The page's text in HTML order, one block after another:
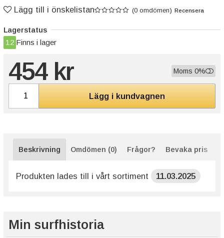
Lägg till i önskelistan (0 omdömen) Recensera
Lagerstatus
12 Finns i lager
454 kr Moms 0%
Lägg i kundvagnen
Beskrivning Omdömen (0) Frågor? Bevaka pris
Produkten lades till i vårt sortiment 11.03.2025
Min surfhistoria